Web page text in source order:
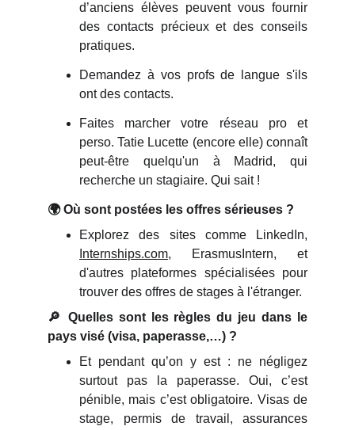
d’anciens élèves peuvent vous fournir
des contacts précieux et des conseils
pratiques.
Demandez à vos profs de langue s'ils
ont des contacts.
Faites marcher votre réseau pro et
perso. Tatie Lucette (encore elle) connaît
peut-être quelqu'un à Madrid, qui
recherche un stagiaire. Qui sait !
🌍 Où sont postées les offres sérieuses ?
Explorez des sites comme LinkedIn,
Internships.com, ErasmusIntern, et
d'autres plateformes spécialisées pour
trouver des offres de stages à l'étranger.
🔎 Quelles sont les règles du jeu dans le
pays visé (visa, paperasse,…) ?
Et pendant qu’on y est : ne négligez
surtout pas la paperasse. Oui, c’est
pénible, mais c’est obligatoire. Visas de
stage, permis de travail, assurances